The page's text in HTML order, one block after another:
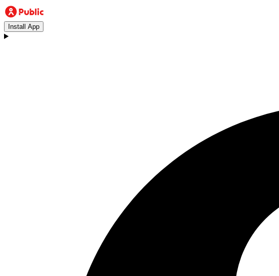
Install App